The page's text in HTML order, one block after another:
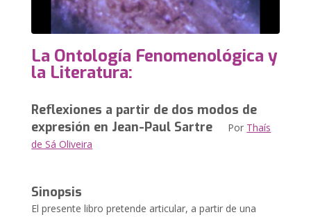
La Ontología Fenomenológica y
la Literatura:
Reflexiones a partir de dos modos de
expresión en Jean-Paul Sartre Por Thaís
de Sá Oliveira
Sinopsis
El presente libro pretende articular, a partir de una